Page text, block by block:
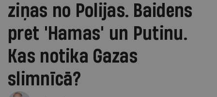
ziņas no Polijas. Baidens
pret 'Hamas' un Putinu.
Kas notika Gazas
slimnīcā?